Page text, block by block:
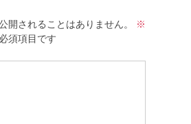
開されることはありません。
※
須項目です